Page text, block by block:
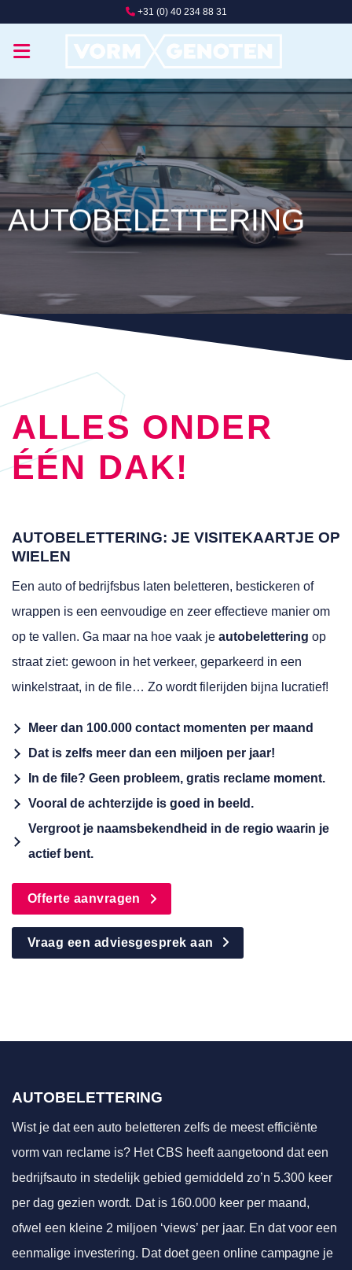
inhoud
+31 (0) 40 234 88 31
AUTOBELETTERING
ALLES ONDER
ÉÉN DAK!
AUTOBELETTERING: JE VISITEKAARTJE OP
WIELEN
Een auto of bedrijfsbus laten beletteren, bestickeren of
wrappen is een eenvoudige en zeer effectieve manier om
op te vallen. Ga maar na hoe vaak je autobelettering op
straat ziet: gewoon in het verkeer, geparkeerd in een
winkelstraat, in de file… Zo wordt filerijden bijna lucratief!
Meer dan 100.000 contact momenten per maand
Dat is zelfs meer dan een miljoen per jaar!
In de file? Geen probleem, gratis reclame moment.
Vooral de achterzijde is goed in beeld.
Vergroot je naamsbekendheid in de regio waarin je
actief bent.
Offerte aanvragen
Vraag een adviesgesprek aan
AUTOBELETTERING
Wist je dat een auto beletteren zelfs de meest efficiënte
vorm van reclame is? Het CBS heeft aangetoond dat een
bedrijfsauto in stedelijk gebied gemiddeld zo’n 5.300 keer
per dag gezien wordt. Dat is 160.000 keer per maand,
ofwel een kleine 2 miljoen ‘views’ per jaar. En dat voor een
eenmalige investering. Dat doet geen online campagne je